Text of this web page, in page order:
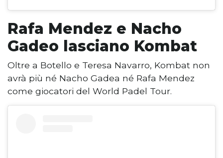
Rafa Mendez e Nacho
Gadeo lasciano Kombat
Oltre a Botello e Teresa Navarro, Kombat non
avrà più né Nacho Gadea né Rafa Mendez
come giocatori del World Padel Tour.